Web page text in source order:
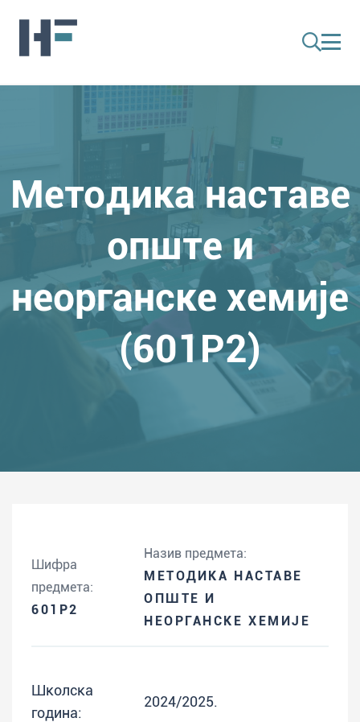
Методика наставе
опште и
неорганске хемије
(601P2)
Шифра
предмета:
601P2
Назив предмета:
МЕТОДИКА НАСТАВЕ
ОПШТЕ И
НЕОРГАНСКЕ ХЕМИЈЕ
Школска
година:
2024/2025.